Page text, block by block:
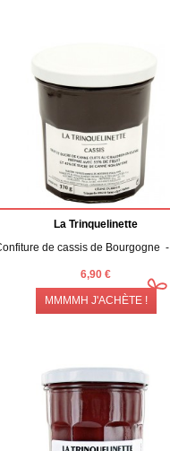
La Trinquelinette
de cassis de Bourgogne -
6,90 €
MMMMH J'ACHÈTE !